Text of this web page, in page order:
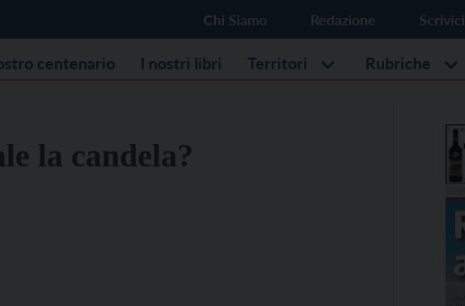
Chi Siamo Redazione Scrivici
centenario I nostri libri Territori Rubriche
la candela?